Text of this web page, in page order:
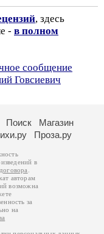
, здесь
- в полном
сообщение
Говсиевич
Поиск
Магазин
Проза.ру
в
авторам
возможна
за
на